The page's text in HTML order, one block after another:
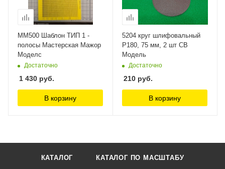
MM500 Шаблон ТИП 1 -
полосы Мастерская Мажор
Моделс
Достаточно
1 430 руб.
В корзину
5204 круг шлифовальный
Р180, 75 мм, 2 шт СВ
Модель
Достаточно
210 руб.
В корзину
КАТАЛОГ КАТАЛОГ ПО МАСШТАБУ